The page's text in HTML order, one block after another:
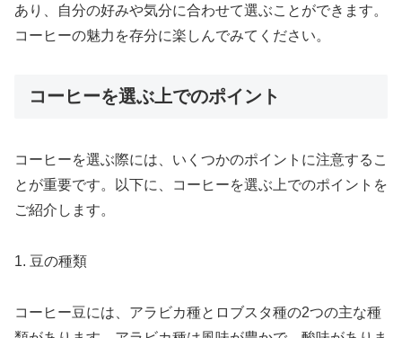
あり、自分の好みや気分に合わせて選ぶことができます。
コーヒーの魅力を存分に楽しんでみてください。
コーヒーを選ぶ上でのポイント
コーヒーを選ぶ際には、いくつかのポイントに注意するこ
とが重要です。以下に、コーヒーを選ぶ上でのポイントを
ご紹介します。
1. 豆の種類
コーヒー豆には、アラビカ種とロブスタ種の2つの主な種